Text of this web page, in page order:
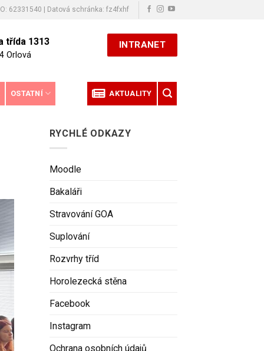
62331540 | Datová schránka: fz4fxhf
třída 1313
Orlová
INTRANET
OSTATNÍ AKTUALITY
RYCHLÉ ODKAZY
Moodle
Bakaláři
Stravování GOA
Suplování
Rozvrhy tříd
Horolezecká stěna
Facebook
Instagram
Ochrana osobních údajů